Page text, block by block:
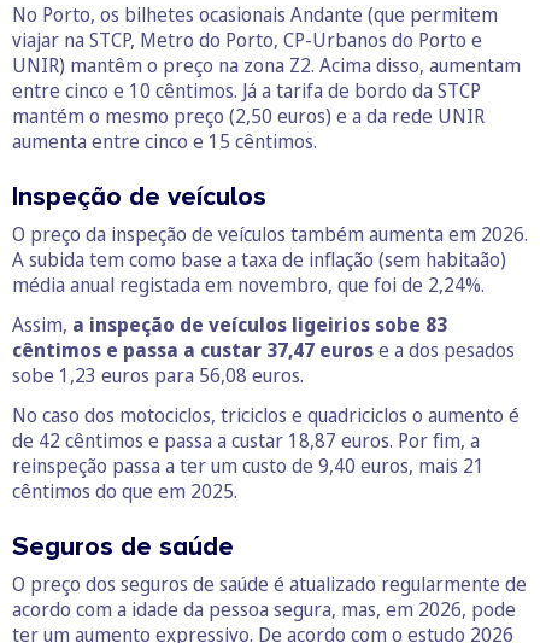
No Porto, os bilhetes ocasionais Andante (que permitem
viajar na STCP, Metro do Porto, CP-Urbanos do Porto e
UNIR) mantêm o preço na zona Z2. Acima disso, aumentam
entre cinco e 10 cêntimos. Já a tarifa de bordo da STCP
mantém o mesmo preço (2,50 euros) e a da rede UNIR
aumenta entre cinco e 15 cêntimos.
Inspeção de veículos
O preço da inspeção de veículos também aumenta em 2026.
A subida tem como base a taxa de inflação (sem habitaão)
média anual registada em novembro, que foi de 2,24%.
Assim, a inspeção de veículos ligeirios sobe 83
cêntimos e passa a custar 37,47 eurose a dos pesados
sobe 1,23 euros para 56,08 euros.
No caso dos motociclos, triciclos e quadriciclos o aumento é
de 42 cêntimos e passa a custar 18,87 euros. Por fim, a
reinspeção passa a ter um custo de 9,40 euros, mais 21
cêntimos do que em 2025.
Seguros de saúde
O preço dos seguros de saúde é atualizado regularmente de
acordo com a idade da pessoa segura, mas, em 2026, pode
ter um aumento expressivo. De acordo com o estudo 2026